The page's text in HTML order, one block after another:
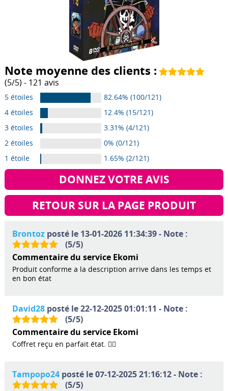
Note moyenne des clients :
(5/5) - 121 avis
5 étoiles
82.64% (100/121)
4 étoiles
12.4% (15/121)
3 étoiles
3.31% (4/121)
2 étoiles
0% (0/121)
1 étoile
1.65% (2/121)
DONNEZ VOTRE AVIS
RETOUR SUR LA PAGE PRODUIT
Brontozposté le 13-01-2026 11:34:39 - Note :
(5/5)
Commentaire du service Ekomi
Produit conforme a la description arrive dans les temps et
en bon état
David28posté le 22-12-2025 01:01:11 - Note :
(5/5)
Commentaire du service Ekomi
Coffret reçu en parfait état. 👍🏻
Tampopo24posté le 07-12-2025 21:16:12 - Note :
(5/5)